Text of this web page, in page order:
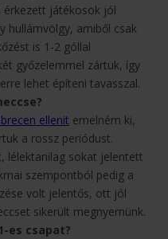
érkezett játékosok jól
hullámvölgy, amiből csak
is 1-2 góllal
győzelemmel zártuk, így
lehet építeni tavasszal.
ellenit emelném ki,
a rossz periódust.
lélektanilag sokat jelentett
szempontból pedig a
volt jelentős, ott jól
sikerült megnyernünk.
es csapat?